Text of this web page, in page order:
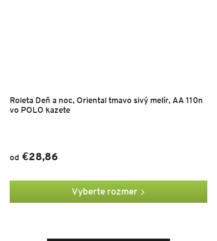
Roleta Deň a noc, Oriental tmavo sivý melír, AA 110n
vo POLO kazete
od €28,86
Vyberte rozmer